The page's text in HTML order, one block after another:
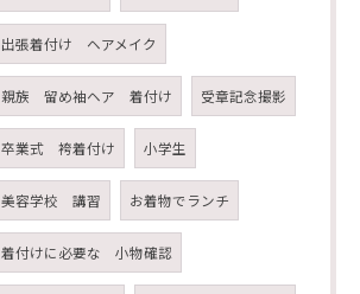
出張着付け ヘアメイク
親族 留め袖ヘア 着付け 受章記念撮影
卒業式 袴着付け 小学生
美容学校 講習 お着物でランチ
着付けに必要な 小物確認